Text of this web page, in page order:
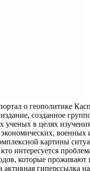
о геополитике
созданное
ученых в целях
военных
картины
интересуется
которые проживают
гиперссылка на